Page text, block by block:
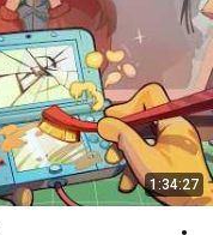
1:34:27